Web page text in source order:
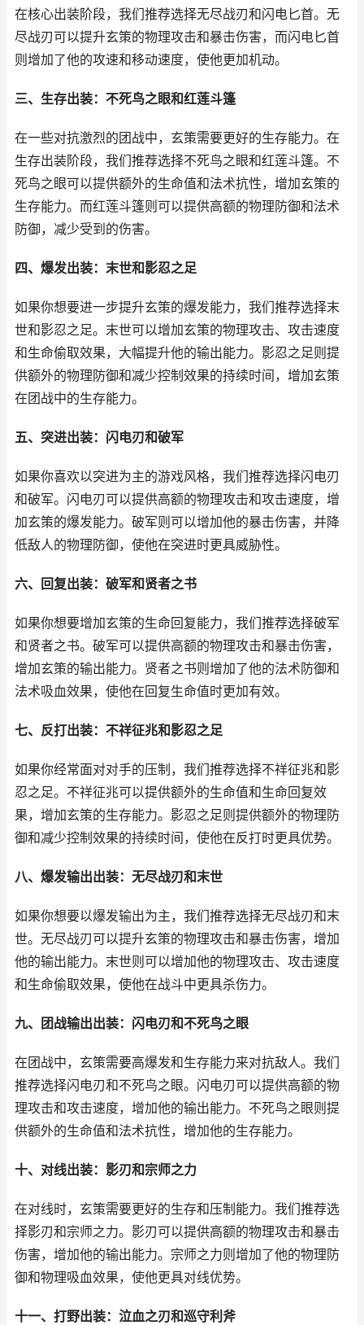
在核心出装阶段，我们推荐选择无尽战刃和闪电匕首。无
尽战刃可以提升玄策的物理攻击和暴击伤害，而闪电匕首
则增加了他的攻速和移动速度，使他更加机动。
三、生存出装：不死鸟之眼和红莲斗篷
在一些对抗激烈的团战中，玄策需要更好的生存能力。在
生存出装阶段，我们推荐选择不死鸟之眼和红莲斗篷。不
死鸟之眼可以提供额外的生命值和法术抗性，增加玄策的
生存能力。而红莲斗篷则可以提供高额的物理防御和法术
防御，减少受到的伤害。
四、爆发出装：末世和影忍之足
如果你想要进一步提升玄策的爆发能力，我们推荐选择末
世和影忍之足。末世可以增加玄策的物理攻击、攻击速度
和生命偷取效果，大幅提升他的输出能力。影忍之足则提
供额外的物理防御和减少控制效果的持续时间，增加玄策
在团战中的生存能力。
五、突进出装：闪电刃和破军
如果你喜欢以突进为主的游戏风格，我们推荐选择闪电刃
和破军。闪电刃可以提供高额的物理攻击和攻击速度，增
加玄策的爆发能力。破军则可以增加他的暴击伤害，并降
低敌人的物理防御，使他在突进时更具威胁性。
六、回复出装：破军和贤者之书
如果你想要增加玄策的生命回复能力，我们推荐选择破军
和贤者之书。破军可以提供高额的物理攻击和暴击伤害，
增加玄策的输出能力。贤者之书则增加了他的法术防御和
法术吸血效果，使他在回复生命值时更加有效。
七、反打出装：不祥征兆和影忍之足
如果你经常面对对手的压制，我们推荐选择不祥征兆和影
忍之足。不祥征兆可以提供额外的生命值和生命回复效
果，增加玄策的生存能力。影忍之足则提供额外的物理防
御和减少控制效果的持续时间，使他在反打时更具优势。
八、爆发输出出装：无尽战刃和末世
如果你想要以爆发输出为主，我们推荐选择无尽战刃和末
世。无尽战刃可以提升玄策的物理攻击和暴击伤害，增加
他的输出能力。末世则可以增加他的物理攻击、攻击速度
和生命偷取效果，使他在战斗中更具杀伤力。
九、团战输出出装：闪电刃和不死鸟之眼
在团战中，玄策需要高爆发和生存能力来对抗敌人。我们
推荐选择闪电刃和不死鸟之眼。闪电刃可以提供高额的物
理攻击和攻击速度，增加他的输出能力。不死鸟之眼则提
供额外的生命值和法术抗性，增加他的生存能力。
十、对线出装：影刃和宗师之力
在对线时，玄策需要更好的生存和压制能力。我们推荐选
择影刃和宗师之力。影刃可以提供高额的物理攻击和暴击
伤害，增加他的输出能力。宗师之力则增加了他的物理防
御和物理吸血效果，使他更具对线优势。
十一、打野出装：泣血之刃和巡守利斧